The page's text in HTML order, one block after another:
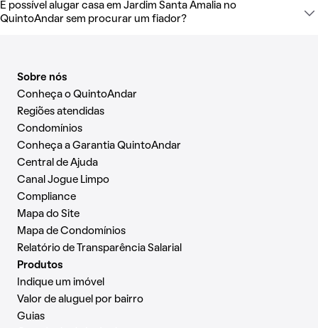
É possível alugar casa em Jardim Santa Amalia no
QuintoAndar sem procurar um fiador?
Sobre nós
Conheça o QuintoAndar
Regiões atendidas
Condomínios
Conheça a Garantia QuintoAndar
Central de Ajuda
Canal Jogue Limpo
Compliance
Mapa do Site
Mapa de Condomínios
Relatório de Transparência Salarial
Produtos
Indique um imóvel
Valor de aluguel por bairro
Guias